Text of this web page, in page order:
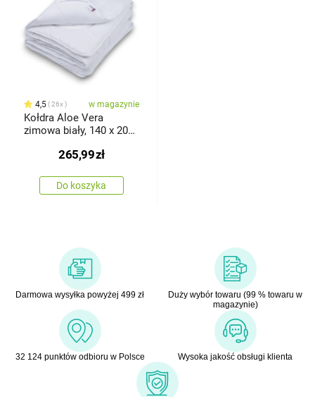
4,5 26x w magazynie
Kołdra Aloe Vera
zimowa biały, 140 x 200
265,99zł
Do koszyka
Darmowa wysyłka powyżej 499 zł
Duży wybór towaru (99 % towaru w
magazynie)
32 124 punktów odbioru w Polsce Wysoka jakość obsługi klienta